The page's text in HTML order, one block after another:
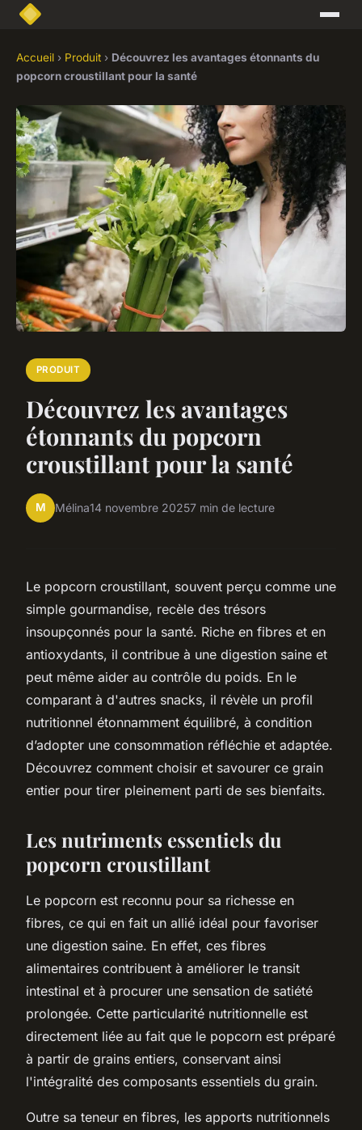
Accueil › Produit › Découvrez les avantages étonnants du
popcorn croustillant pour la santé
PRODUIT
Découvrez les avantages
étonnants du popcorn
croustillant pour la santé
M Mélina14 novembre 20257 min de lecture
Le popcorn croustillant, souvent perçu comme une
simple gourmandise, recèle des trésors
insoupçonnés pour la santé. Riche en fibres et en
antioxydants, il contribue à une digestion saine et
peut même aider au contrôle du poids. En le
comparant à d'autres snacks, il révèle un profil
nutritionnel étonnamment équilibré, à condition
d’adopter une consommation réfléchie et adaptée.
Découvrez comment choisir et savourer ce grain
entier pour tirer pleinement parti de ses bienfaits.
Les nutriments essentiels du
popcorn croustillant
Le popcorn est reconnu pour sa richesse en
fibres, ce qui en fait un allié idéal pour favoriser
une digestion saine. En effet, ces fibres
alimentaires contribuent à améliorer le transit
intestinal et à procurer une sensation de satiété
prolongée. Cette particularité nutritionnelle est
directement liée au fait que le popcorn est préparé
à partir de grains entiers, conservant ainsi
l'intégralité des composants essentiels du grain.
Outre sa teneur en fibres, les apports nutritionnels